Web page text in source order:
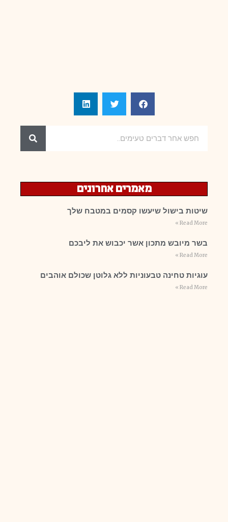
מאמרים אחרונים
שיטות בישול שיעשו קסמים במטבח שלך
Read More »
בשר מיובש מתכון אשר יכבוש את ליבכם
Read More »
עוגיות טחינה טבעוניות ללא גלוטן שכולם אוהבים
Read More »